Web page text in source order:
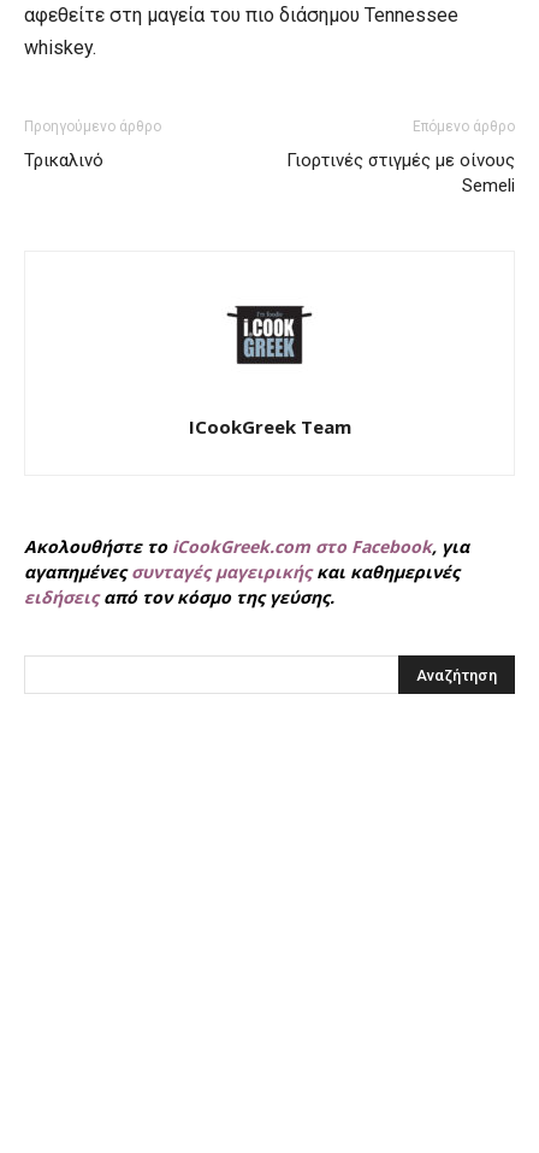
αφεθείτε στη μαγεία του πιο διάσημου Tennessee
whiskey.
Προηγούμενο άρθρο
Τρικαλινό
Επόμενο άρθρο
Γιορτινές στιγμές με οίνους
Semeli
ICookGreek Team
Ακολουθήστε το iCookGreek.com στο Facebook, για
αγαπημένεςσυνταγές μαγειρικήςκαι καθημερινές
ειδήσειςαπό τον κόσμο της γεύσης.